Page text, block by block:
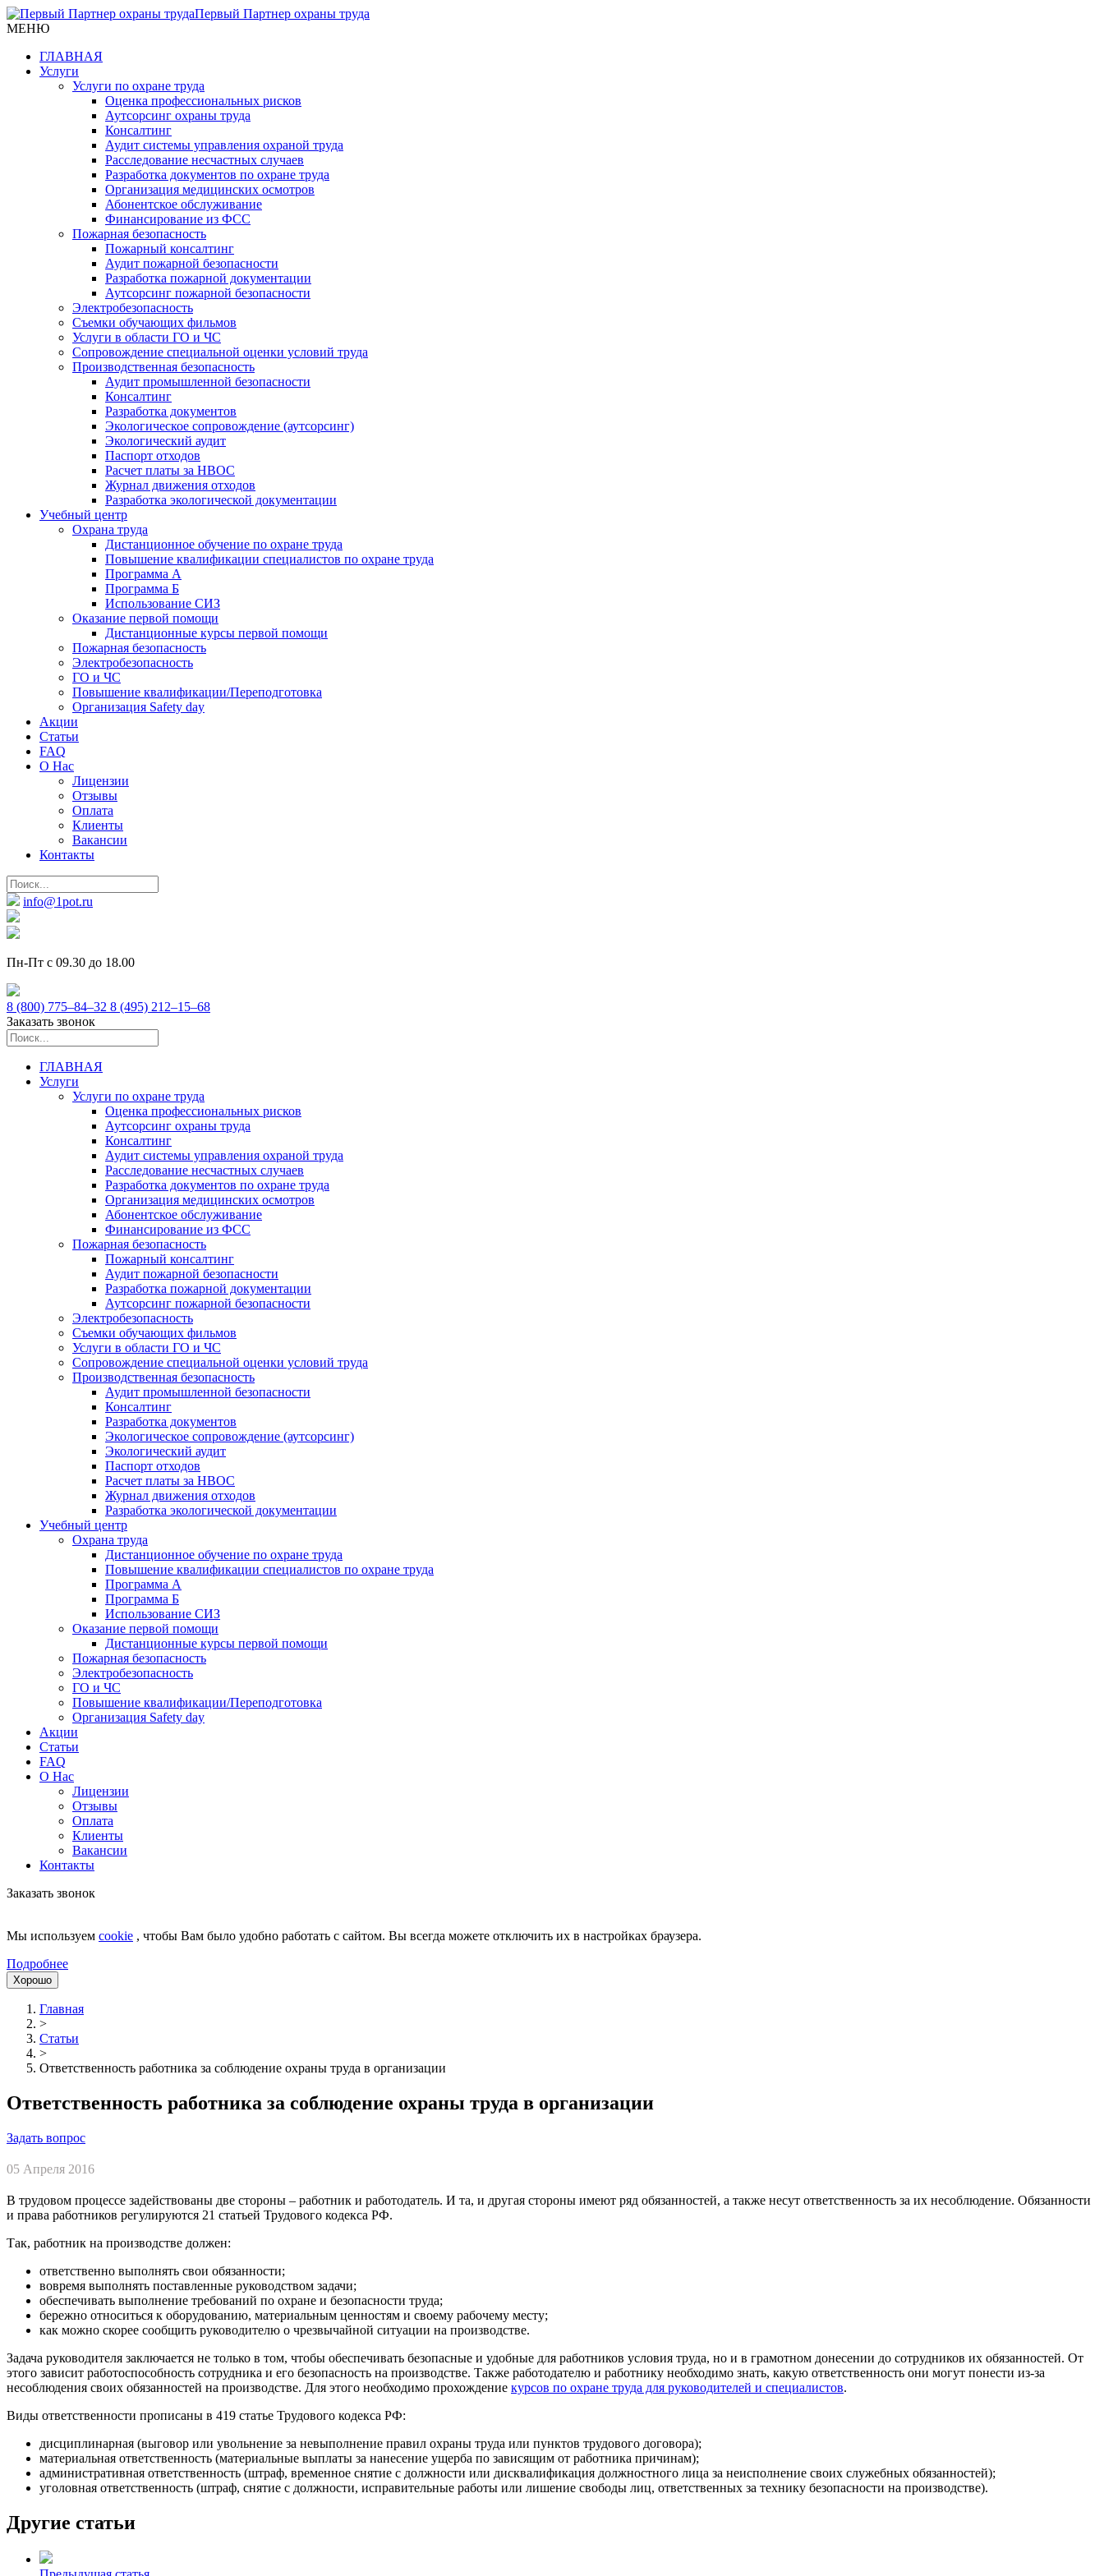
Первый Партнер охраны труда
МЕНЮ
ГЛАВНАЯ
Услуги
Услуги по охране труда
Оценка профессиональных рисков
Аутсорсинг охраны труда
Консалтинг
Аудит системы управления охраной труда
Расследование несчастных случаев
Разработка документов по охране труда
Организация медицинских осмотров
Абонентское обслуживание
Финансирование из ФСС
Пожарная безопасность
Пожарный консалтинг
Аудит пожарной безопасности
Разработка пожарной документации
Аутсорсинг пожарной безопасности
Электробезопасность
Съемки обучающих фильмов
Услуги в области ГО и ЧС
Сопровождение специальной оценки условий труда
Производственная безопасность
Аудит промышленной безопасности
Консалтинг
Разработка документов
Экологическое сопровождение (аутсорсинг)
Экологический аудит
Паспорт отходов
Расчет платы за НВОС
Журнал движения отходов
Разработка экологической документации
Учебный центр
Охрана труда
Дистанционное обучение по охране труда
Повышение квалификации специалистов по охране труда
Программа А
Программа Б
Использование СИЗ
Оказание первой помощи
Дистанционные курсы первой помощи
Пожарная безопасность
Электробезопасность
ГО и ЧС
Повышение квалификации/Переподготовка
Организация Safety day
Акции
Статьи
FAQ
О Нас
Лицензии
Отзывы
Оплата
Клиенты
Вакансии
Контакты
info@1pot.ru
Пн-Пт с 09.30 до 18.00
8 (800) 775–84–32 8 (495) 212–15–68
Заказать звонок
ГЛАВНАЯ
Услуги
Услуги по охране труда
Оценка профессиональных рисков
Аутсорсинг охраны труда
Консалтинг
Аудит системы управления охраной труда
Расследование несчастных случаев
Разработка документов по охране труда
Организация медицинских осмотров
Абонентское обслуживание
Финансирование из ФСС
Пожарная безопасность
Пожарный консалтинг
Аудит пожарной безопасности
Разработка пожарной документации
Аутсорсинг пожарной безопасности
Электробезопасность
Съемки обучающих фильмов
Услуги в области ГО и ЧС
Сопровождение специальной оценки условий труда
Производственная безопасность
Аудит промышленной безопасности
Консалтинг
Разработка документов
Экологическое сопровождение (аутсорсинг)
Экологический аудит
Паспорт отходов
Расчет платы за НВОС
Журнал движения отходов
Разработка экологической документации
Учебный центр
Охрана труда
Дистанционное обучение по охране труда
Повышение квалификации специалистов по охране труда
Программа А
Программа Б
Использование СИЗ
Оказание первой помощи
Дистанционные курсы первой помощи
Пожарная безопасность
Электробезопасность
ГО и ЧС
Повышение квалификации/Переподготовка
Организация Safety day
Акции
Статьи
FAQ
О Нас
Лицензии
Отзывы
Оплата
Клиенты
Вакансии
Контакты
Заказать звонок
Мы используем cookie , чтобы Вам было удобно работать с сайтом. Вы всегда можете отключить их в настройках браузера.
Подробнее
Хорошо
Главная
>
Статьи
>
Ответственность работника за соблюдение охраны труда в организации
Ответственность работника за соблюдение охраны труда в организации
Задать вопрос
05 Апреля 2016
В трудовом процессе задействованы две стороны – работник и работодатель. И та, и другая стороны имеют ряд обязанностей, а также несут ответственность за их несоблюдение. Обязанности
и права работников регулируются 21 статьей Трудового кодекса РФ.
Так, работник на производстве должен:
ответственно выполнять свои обязанности;
вовремя выполнять поставленные руководством задачи;
обеспечивать выполнение требований по охране и безопасности труда;
бережно относиться к оборудованию, материальным ценностям и своему рабочему месту;
как можно скорее сообщить руководителю о чрезвычайной ситуации на производстве.
Задача руководителя заключается не только в том, чтобы обеспечивать безопасные и удобные для работников условия труда, но и в грамотном донесении до сотрудников их обязанностей. От
этого зависит работоспособность сотрудника и его безопасность на производстве. Также работодателю и работнику необходимо знать, какую ответственность они могут понести из-за
несоблюдения своих обязанностей на производстве. Для этого необходимо прохождение курсов по охране труда для руководителей и специалистов.
Виды ответственности прописаны в 419 статье Трудового кодекса РФ:
дисциплинарная (выговор или увольнение за невыполнение правил охраны труда или пунктов трудового договора);
материальная ответственность (материальные выплаты за нанесение ущерба по зависящим от работника причинам);
административная ответственность (штраф, временное снятие с должности или дисквалификация должностного лица за неисполнение своих служебных обязанностей);
уголовная ответственность (штраф, снятие с должности, исправительные работы или лишение свободы лиц, ответственных за технику безопасности на производстве).
Другие статьи